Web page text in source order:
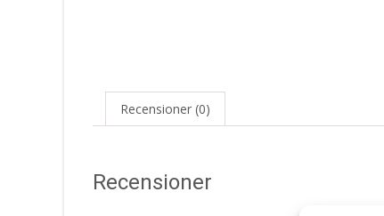
Recensioner (0)
Recensioner